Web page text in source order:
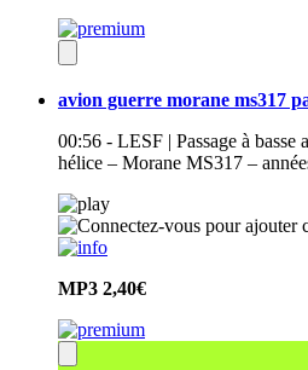
avion guerre morane ms317
00:56 - LESF | Passage à
hélice – Morane MS317 –
MP3 2,40€